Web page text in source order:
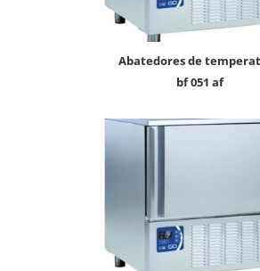
abatedores de temperatura
bf 051 af